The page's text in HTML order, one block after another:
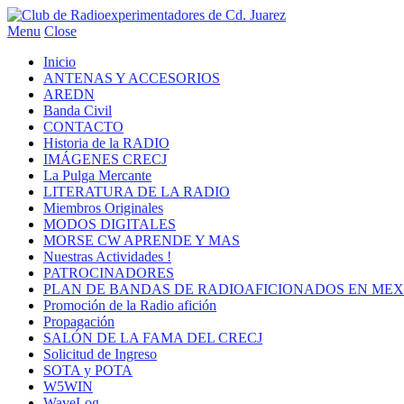
Menu Close
Inicio
ANTENAS Y ACCESORIOS
AREDN
Banda Civil
CONTACTO
Historia de la RADIO
IMÁGENES CRECJ
La Pulga Mercante
LITERATURA DE LA RADIO
Miembros Originales
MODOS DIGITALES
MORSE CW APRENDE Y MAS
Nuestras Actividades !
PATROCINADORES
PLAN DE BANDAS DE RADIOAFICIONADOS EN
Promoción de la Radio afición
Propagación
SALÓN DE LA FAMA DEL CRECJ
Solicitud de Ingreso
SOTA y POTA
W5WIN